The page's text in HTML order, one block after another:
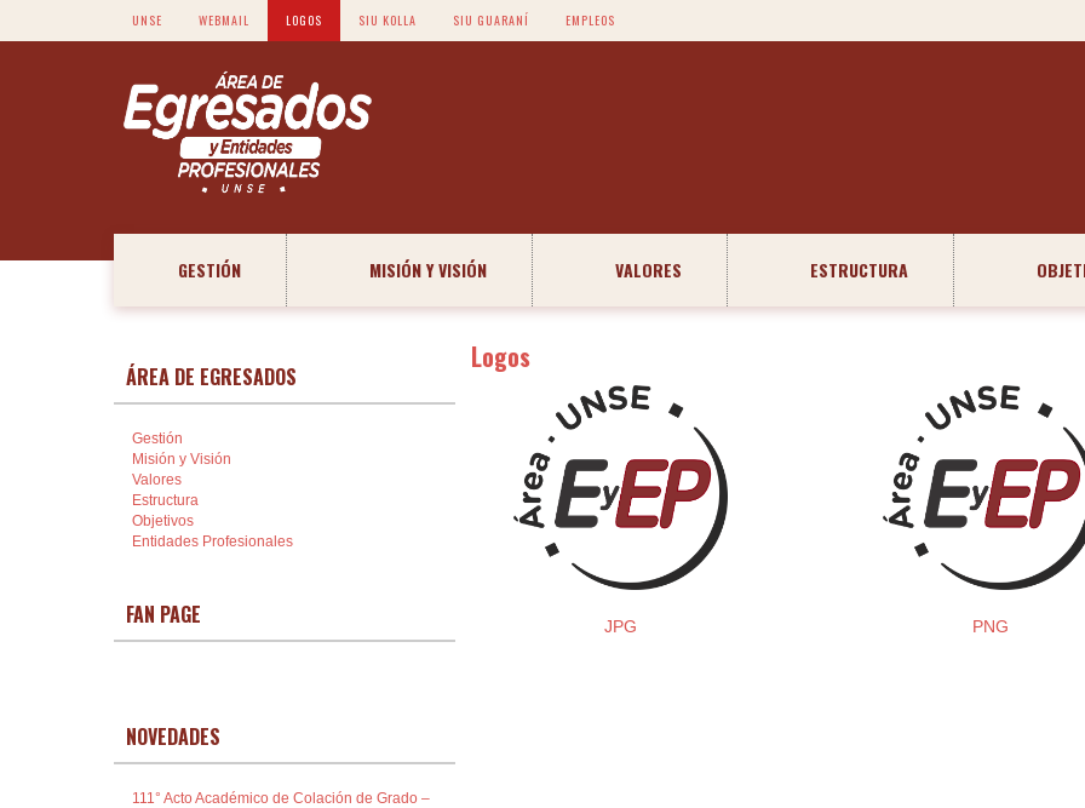
UNSE WEBMAIL LOGOS SIU KOLLA SIU GUARANÍ EMPLEOS
GESTIÓN MISIÓN Y VISIÓN VALORES ESTRUCTURA
ÁREA DE EGRESADOS
Gestión
Misión y Visión
Valores
Estructura
Objetivos
Entidades Profesionales
FAN PAGE
NOVEDADES
111° Acto Académico de Colación de Grado –
Logos
JPG PNG